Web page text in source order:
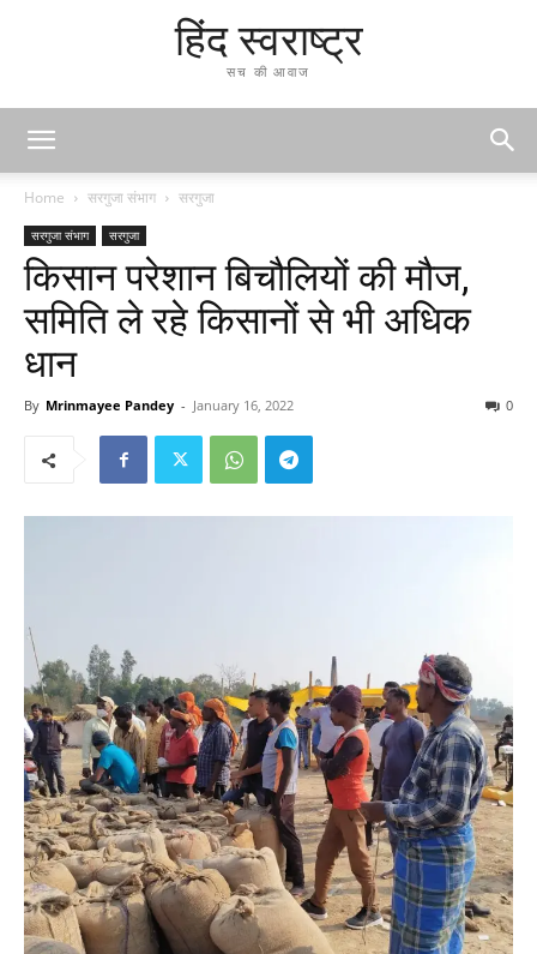
हिंद स्वराष्ट्र
सच की आवाज
Home सरगुजा संभाग सरगुजा
सरगुजा संभाग सरगुजा
किसान परेशान बिचौलियों की मौज,
समिति ले रहे किसानों से भी अधिक
धान
By Mrinmayee Pandey - January 16, 2022 0